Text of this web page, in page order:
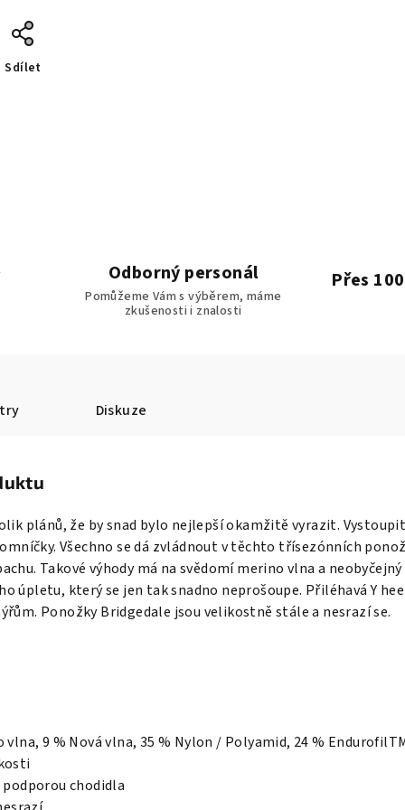
Sdílet
Odborný personál
Pomůžeme Vám s výběrem, máme
zkušenosti i znalosti
Přes
Diskuze
plánů, že by snad bylo nejlepší okamžitě vyrazit.
Všechno se dá zvládnout v těchto třísezónních
Takové výhody má na svědomí merino vlna a
úpletu, který se jen tak snadno neprošoupe. Přiléhavá Y
Ponožky Bridgedale jsou velikostně stále a nesrazí se.
vlna, 9 % Nová vlna, 35 % Nylon / Polyamid, 24 %
chodidla